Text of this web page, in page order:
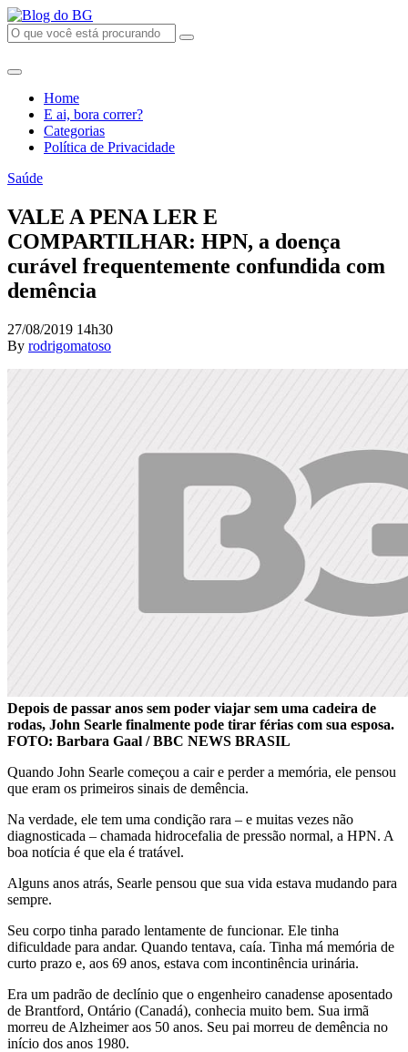
Home
E ai, bora correr?
Categorias
Política de Privacidade
Saúde
VALE A PENA LER E
COMPARTILHAR: HPN, a doença
curável frequentemente confundida com
demência
27/08/2019 14h30
By rodrigomatoso
Depois de passar anos sem poder viajar sem uma cadeira de
rodas, John Searle finalmente pode tirar férias com sua esposa.
FOTO: Barbara Gaal / BBC NEWS BRASIL
Quando John Searle começou a cair e perder a memória, ele pensou
que eram os primeiros sinais de demência.
Na verdade, ele tem uma condição rara – e muitas vezes não
diagnosticada – chamada hidrocefalia de pressão normal, a HPN. A
boa notícia é que ela é tratável.
Alguns anos atrás, Searle pensou que sua vida estava mudando para
sempre.
Seu corpo tinha parado lentamente de funcionar. Ele tinha
dificuldade para andar. Quando tentava, caía. Tinha má memória de
curto prazo e, aos 69 anos, estava com incontinência urinária.
Era um padrão de declínio que o engenheiro canadense aposentado
de Brantford, Ontário (Canadá), conhecia muito bem. Sua irmã
morreu de Alzheimer aos 50 anos. Seu pai morreu de demência no
início dos anos 1980.